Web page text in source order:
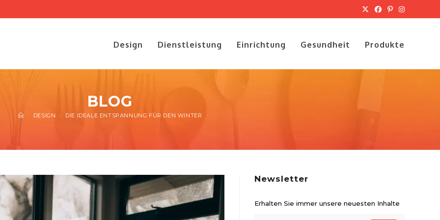
Design Dienstleistung Einrichtung Gesundheit Produkte
BLOG
DESIGN > DIE IDEALE ENTSPANNUNG FÜR DEN WINTER
Newsletter
Erhalten Sie immer unsere neuesten Inhalte